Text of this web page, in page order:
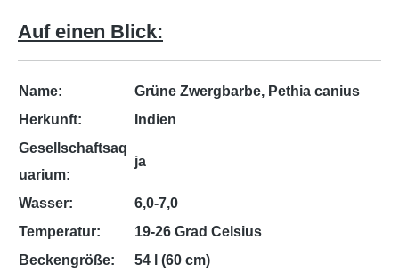
Auf einen Blick:
Name:
Grüne Zwergbarbe, Pethia canius
Herkunft:
Indien
Gesellschaftsaq
uarium:
ja
Wasser:
6,0-7,0
Temperatur:
19-26 Grad Celsius
Beckengröße:
54 l (60 cm)